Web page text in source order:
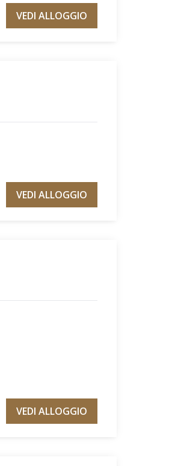
VEDI ALLOGGIO
VEDI ALLOGGIO
VEDI ALLOGGIO